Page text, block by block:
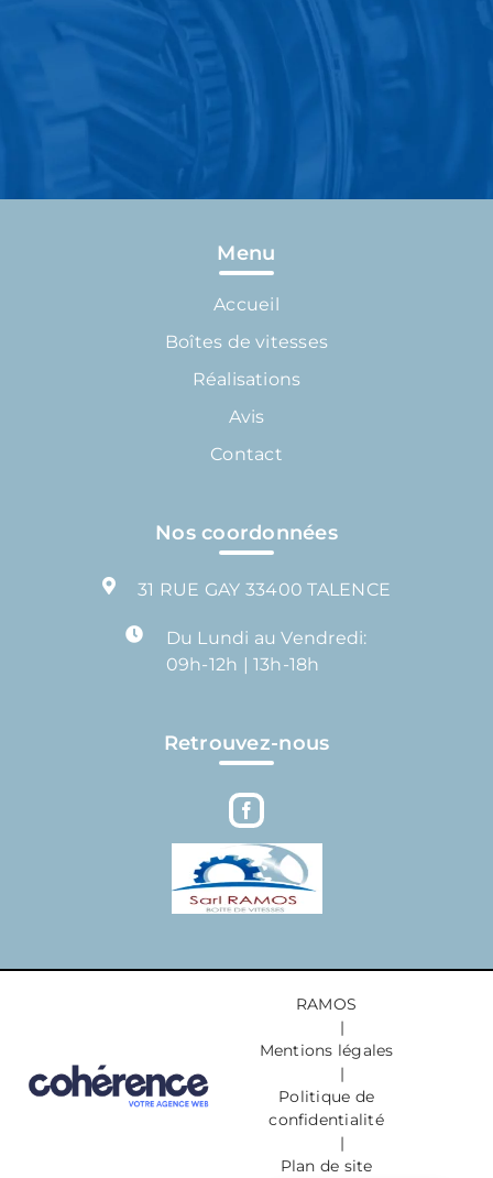
Menu
Accueil
Boîtes de vitesses
Réalisations
Avis
Contact
Nos coordonnées
31 RUE GAY 33400 TALENCE
Du Lundi au Vendredi:
09h-12h | 13h-18h
Retrouvez-nous
RAMOS
|
Mentions légales
|
Politique de
confidentialité
|
Plan de site